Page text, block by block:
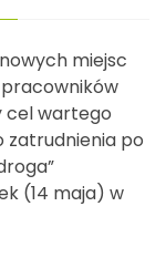
miejsc
cel wartego
zatrudnienia po
(14 maja) w